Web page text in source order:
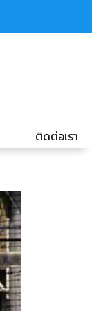
ติดต่อเรา